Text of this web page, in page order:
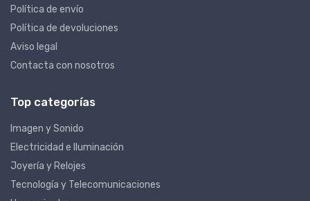
Política de envío
Política de devoluciones
Aviso legal
Contacta con nosotros
Top categorías
Imagen y Sonido
Electricidad e Iluminación
Joyería y Relojes
Tecnología y Telecomunicaciones